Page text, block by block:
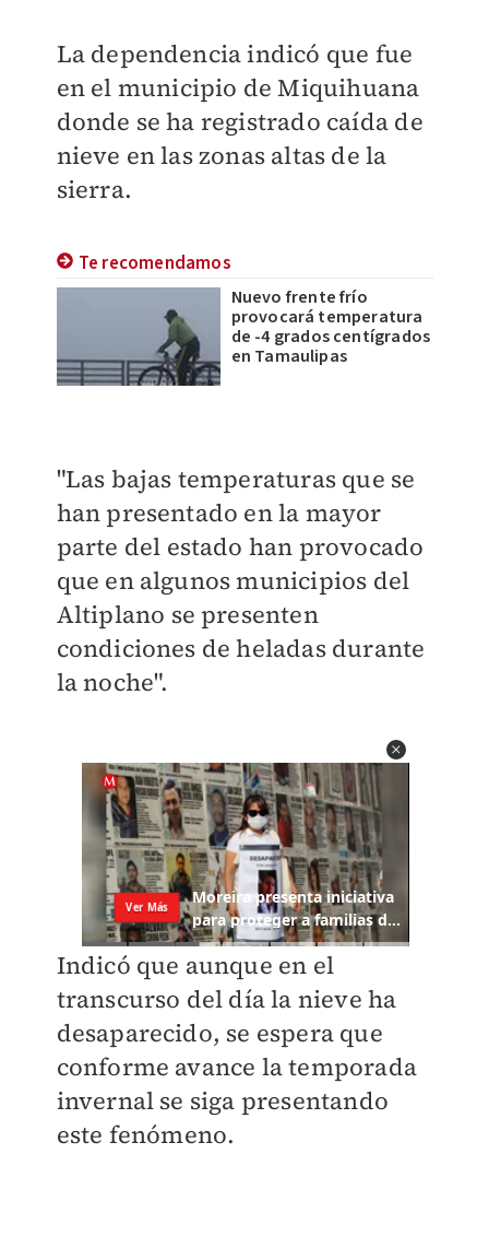
La dependencia indicó que fue
en el municipio de Miquihuana
donde se ha registrado caída de
nieve en las zonas altas de la
sierra.
Te recomendamos
Nuevo frente frío
provocará temperatura
de -4 grados centígrados
en Tamaulipas
"Las bajas temperaturas que se
han presentado en la mayor
parte del estado han provocado
que en algunos municipios del
Altiplano se presenten
condiciones de heladas durante
la noche".
Indicó que aunque en el
transcurso del día la nieve ha
desaparecido, se espera que
conforme avance la temporada
invernal se siga presentando
este fenómeno.